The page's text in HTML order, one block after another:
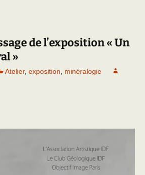
de l’exposition « Un
»
Atelier, exposition
minéralogie